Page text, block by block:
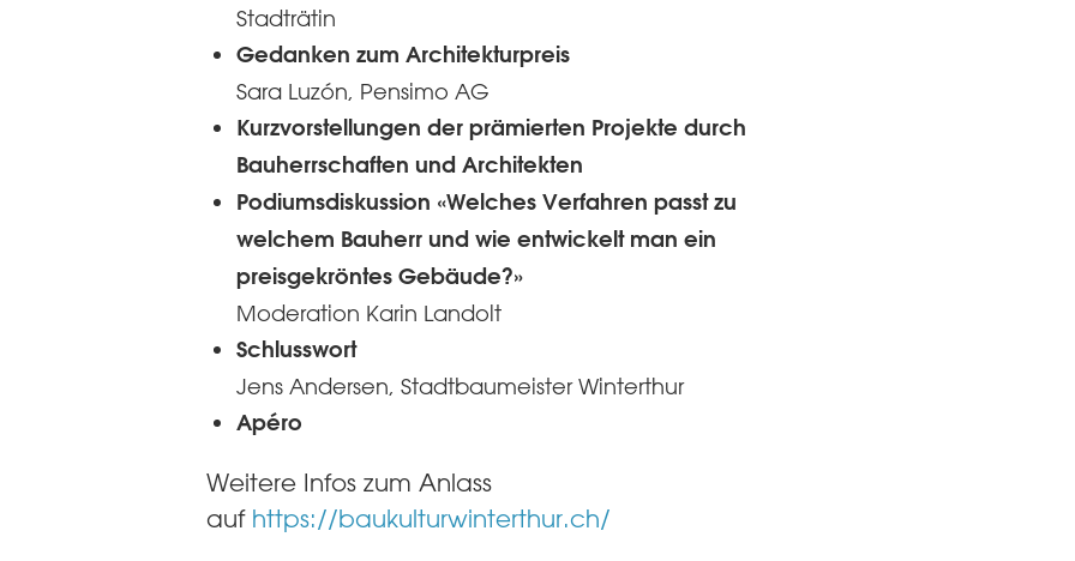
Stadträtin
Gedanken zum Architekturpreis
Sara Luzón, Pensimo AG
Kurzvorstellungen der prämierten Projekte durch
Bauherrschaften und Architekten
Podiumsdiskussion «Welches Verfahren passt zu
welchem Bauherr und wie entwickelt man ein
preisgekröntes Gebäude?»
Moderation Karin Landolt
Schlusswort
Jens Andersen, Stadtbaumeister Winterthur
Apéro
Weitere Infos zum Anlass
auf https://baukulturwinterthur.ch/